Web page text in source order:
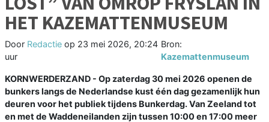
HET KAZEMATTENMUSEUM
Door Redactie op 23 mei 2026, 20:24
uur
Bron:
Kazemattenmuseum
KORNWERDERZAND - Op zaterdag 30 mei 2026 openen de
bunkers langs de Nederlandse kust één dag gezamenlijk hun
deuren voor het publiek tijdens Bunkerdag. Van Zeeland tot
en met de Waddeneilanden zijn tussen 10:00 en 17:00 meer